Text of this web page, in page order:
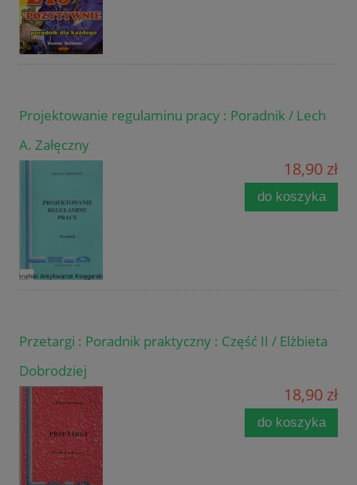
Projektowanie regulaminu pracy : Poradnik / Lech
A. Załęczny
18,90 zł
do koszyka
Przetargi : Poradnik praktyczny : Część II / Elżbieta
Dobrodziej
18,90 zł
do koszyka